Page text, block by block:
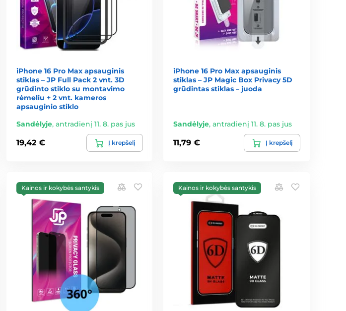
iPhone 16 Pro Max apsauginis
stiklas – JP Full Pack 2 vnt. 3D
grūdinto stiklo su montavimo
rėmeliu + 2 vnt. kameros
apsauginio stiklo
Sandėlyje, antradienį 11. 8. pas jus
19,42 € Į krepšelį
iPhone 16 Pro Max apsauginis
stiklas – JP Magic Box Privacy 5D
grūdintas stiklas – juoda
Sandėlyje,antradienį 11. 8. pas jus
11,79 € Į krepšelį
Kainos ir kokybės santykis Kainos ir kokybės santykis